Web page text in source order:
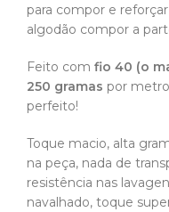
para compor e
algodão compor a
Feito com fio 40 (o
250 gramas por
perfeito!
Toque macio, alta
na peça, nada de
resistência nas
navalhado, toque